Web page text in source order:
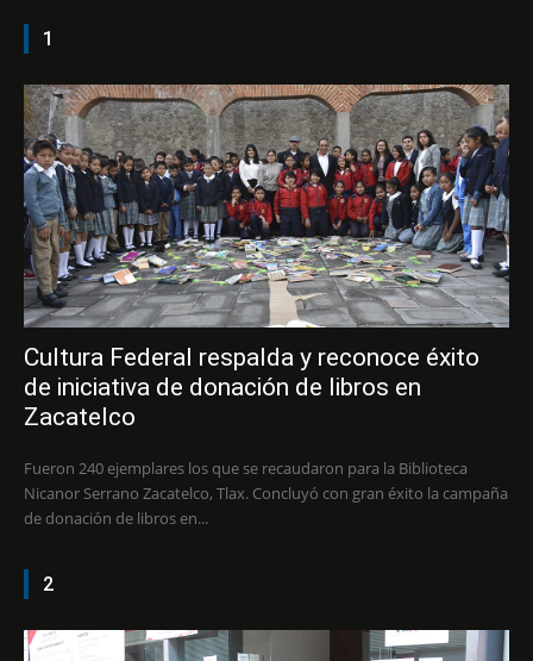
1
Cultura Federal respalda y reconoce éxito
de iniciativa de donación de libros en
Zacatelco
Fueron 240 ejemplares los que se recaudaron para la Biblioteca
Nicanor Serrano Zacatelco, Tlax. Concluyó con gran éxito la campaña
de donación de libros en...
2